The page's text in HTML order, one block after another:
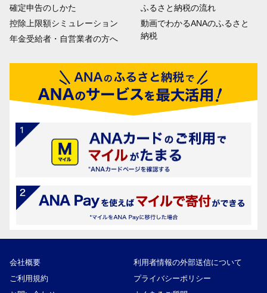
確定申告のしかた
控除上限額シミュレーション
年金受給者・自営業者の方へ
ふるさと納税の流れ
動画でわかるANAのふるさと
納税
会社概要
利用者情報の外部送信について
ご利用規約
プライバシーポリシー